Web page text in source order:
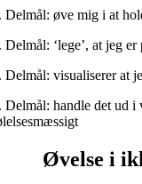
Delmål: øve mig i at
Delmål: ‘lege’, at jeg
Delmål: visualiserer at
Delmål: handle det ud i
Øvelse i